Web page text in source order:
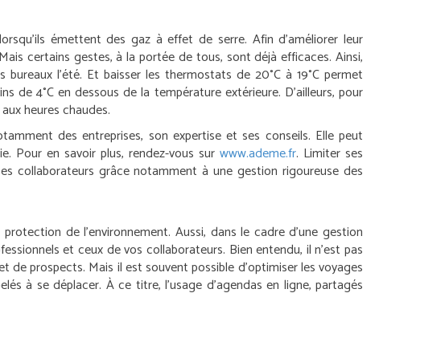
émettent des gaz à effet de serre. Afin d’améliorer leur
certains gestes, à la portée de tous, sont déjà efficaces. Ainsi,
l’été. Et baisser les thermostats de 20°C à 19°C permet
4°C en dessous de la température extérieure. D’ailleurs, pour
heures chaudes.
des entreprises, son expertise et ses conseils. Elle peut
Pour en savoir plus, rendez-vous sur www.ademe.fr. Limiter ses
collaborateurs grâce notamment à une gestion rigoureuse des
de l’environnement. Aussi, dans le cadre d’une gestion
et ceux de vos collaborateurs. Bien entendu, il n’est pas
de prospects. Mais il est souvent possible d’optimiser les voyages
à se déplacer. À ce titre, l’usage d’agendas en ligne, partagés